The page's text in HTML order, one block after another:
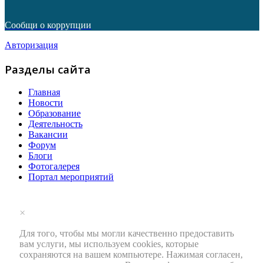
Сообщи о коррупции
Авторизация
Разделы сайта
Главная
Новости
Образование
Деятельность
Вакансии
Форум
Блоги
Фотогалерея
Портал мероприятий
×
Для того, чтобы мы могли качественно предоставить
вам услуги, мы используем cookies, которые
сохраняются на вашем компьютере. Нажимая согласен,